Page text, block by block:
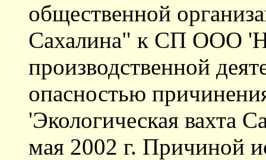
общественной
Сахалина" к СП ООО
производственной
опасностью
'Экологическая вахта
мая 2002 г. Причиной